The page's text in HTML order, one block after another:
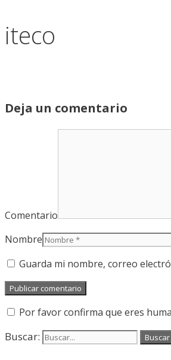
iteco
Deja un comentario
Comentario
Nombre
Guarda mi nombre, correo
Por favor confirma que eres
Buscar: